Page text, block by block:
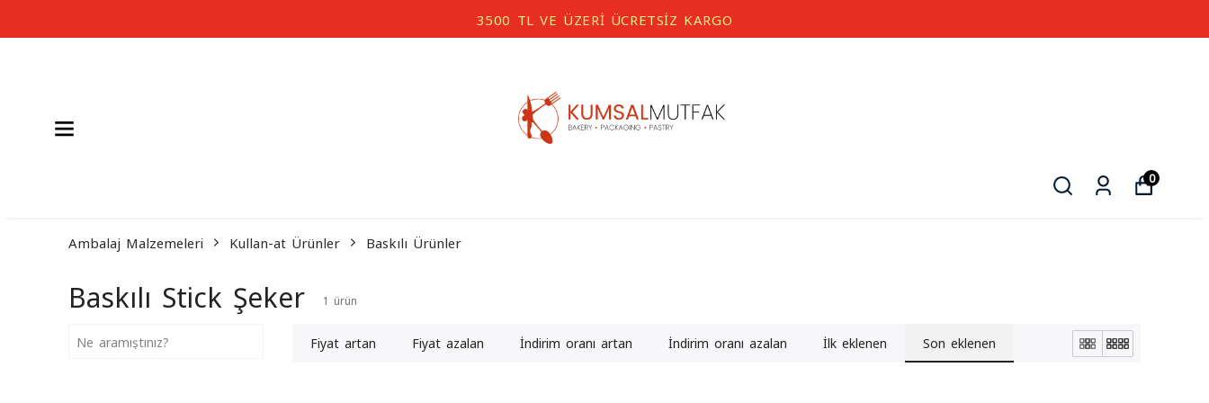
0
Ambalaj Malzemeleri Kullan-at Ürünler Baskılı Ürünler
Baskılı Stick Şeker 1 ürün
Fiyat artan Fiyat azalan İndirim oranı artan İndirim oranı azalan İlk eklenen Son eklenen